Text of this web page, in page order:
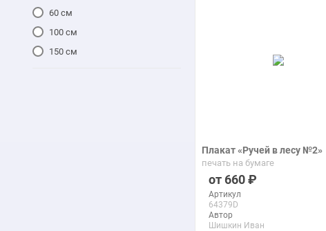
60 см
100 см
150 см
Плакат «Ручей в лесу №2»
печать на бумаге
660
Артикул
64379D
Автор
Шишкин Иван